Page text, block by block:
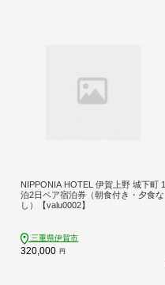
NIPPONIA HOTEL 伊賀上野 城下町 1
泊2日ペア宿泊券（朝食付き・夕食な
し）【valu0002】
三重県伊賀市
320,000 円